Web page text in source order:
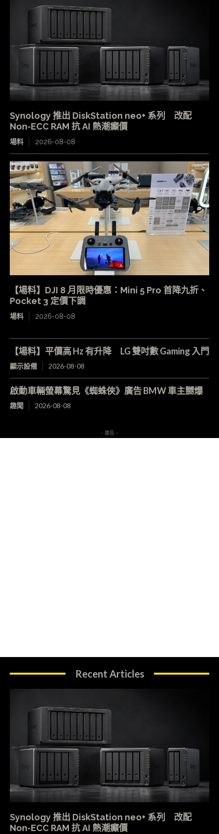
Synology 推出 DiskStation neo+ 系列 改配
Non-ECC RAM 抗 AI 熱潮癲價
場料 2026-08-08
【場料】DJI 8 月限時優惠：Mini 5 Pro 首降九折、
Pocket 3 定價下調
場料 2026-08-08
【場料】平價高 Hz 有升降 LG 雙吋數 Gaming 入門
顯示設備 2026-08-08
啟動車輛螢幕驚見《蜘蛛俠》廣告 BMW 車主嬲爆
趣聞 2026-08-08
- 廣告 -
Recent Articles
Synology 推出 DiskStation neo+ 系列 改配
Non-ECC RAM 抗 AI 熱潮癲價